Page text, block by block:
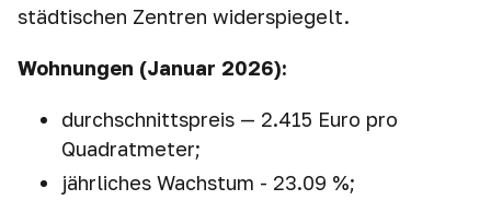
städtischen Zentren widerspiegelt.
Wohnungen (Januar 2026):
durchschnittspreis — 2.415 Euro pro
Quadratmeter;
jährliches Wachstum - 23.09 %;